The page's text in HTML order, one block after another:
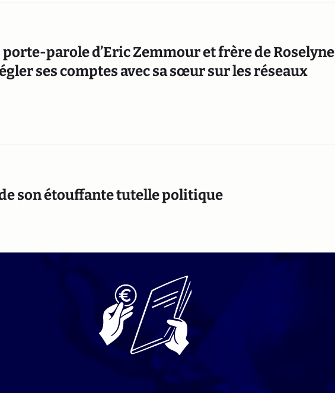
parole d’Eric Zemmour et frère de Roselyne
ses comptes avec sa sœur sur les réseaux
son étouffante tutelle politique